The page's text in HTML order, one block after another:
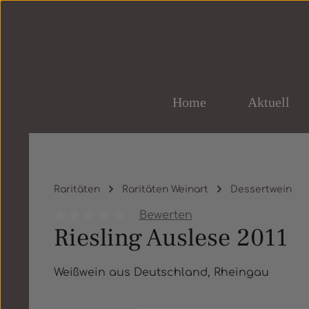
Home Aktuell
Raritäten Raritäten Weinart Dessertwein
Durchschnittliche Bewertung von 0 von 5
Bewerten
Riesling Auslese 2011
Weißwein aus Deutschland, Rheingau